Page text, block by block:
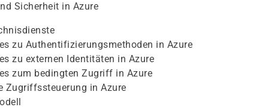
Sicherheit in Azure
zu Authentifizierungsmethoden in Azure
zu externen Identitäten in Azure
zum bedingten Zugriff in Azure
Zugriffssteuerung in Azure